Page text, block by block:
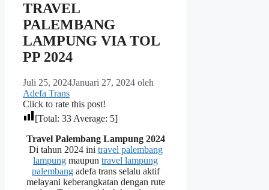
TRAVEL
PALEMBANG
LAMPUNG VIA TOL
PP 2024
Juli 25, 2024Januari 27, 2024 oleh
Adefa Trans
Click to rate this post!
[Total: 33 Average: 5]
Travel Palembang Lampung 2024
Di tahun 2024 ini travel palembang
lampung maupuntravel lampung
palembangadefa trans selalu aktif
melayani keberangkatan dengan rute